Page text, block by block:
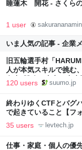
睡蓮木 開花 - さくら
1 user
いま人気の記事 - 企業
旧五輪選手村「
人が本気スキルで挑む
向上”戦略 東京・中央
120 users suumo.jp
終わりゆくCTFとバグ
で起きていること【フ
35 users levtech.jp
仕事・家庭・個人の優